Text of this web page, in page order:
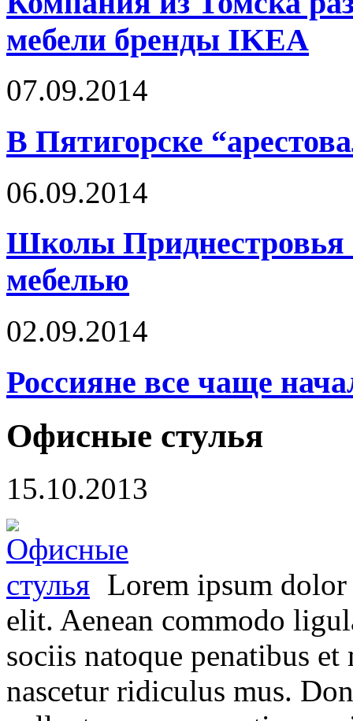
мебели бренды IKEA
07.09.2014
В Пятигорске
06.09.2014
Школы Приднестровья
мебелью
02.09.2014
Россияне все чаще
Офисные стулья
15.10.2013
Lorem ipsum dolor
elit. Aenean commodo
sociis natoque penatibus
nascetur ridiculus mus.